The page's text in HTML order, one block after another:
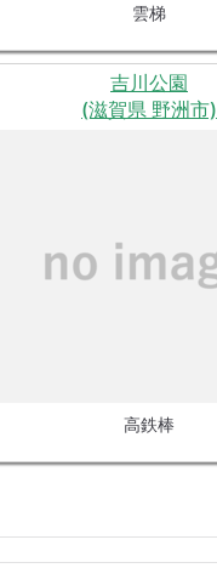
雲梯
吉川公園
(滋賀県 野洲市)
高鉄棒